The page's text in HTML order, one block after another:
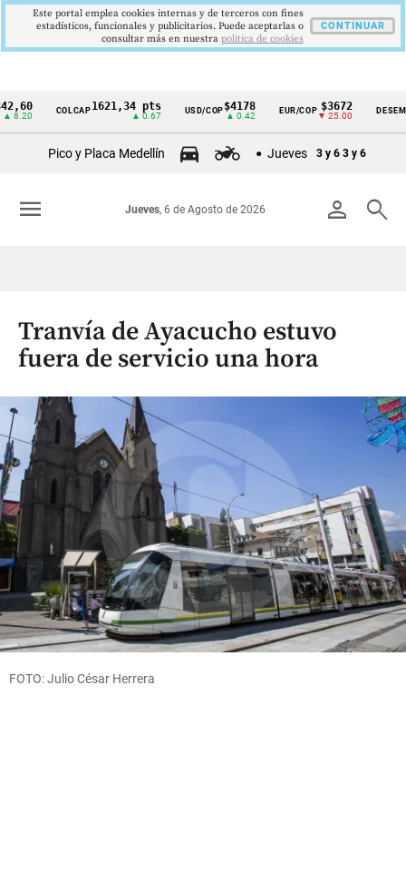
Cintillo
Colombia
COLCAP1621,34 pts
▲ 0.67
USD/COP$4178
▲ 0.42
EUR/COP $3672
▼ 25.00
DESEMPLEO
Pico y Placa Medellín Jueves 3 y 6 3 y 6
person search
Jueves, 6 de Agosto de 2026
menu
Tranvía de Ayacucho estuvo
fuera de servicio una hora
FOTO: Julio César Herrera
Este portal emplea cookies internas y de terceros con fines
estadísticos, funcionales y publicitarios. Puede aceptarlas o
consultar más en nuestra politica de cookies
CONTINUAR